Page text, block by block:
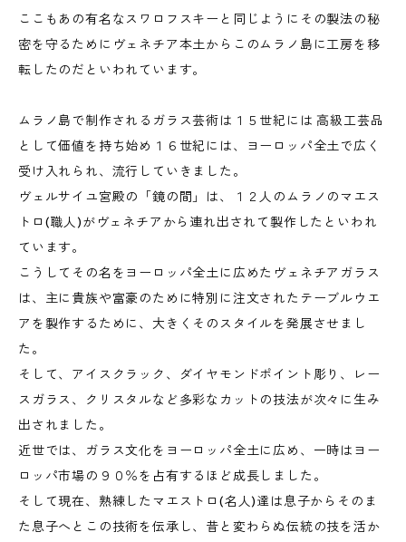
ここもあの有名なスワロフスキーと同じようにその製法の秘
密を守るためにヴェネチア本土からこのムラノ島に工房を移
転したのだといわれています。
ムラノ島で制作されるガラス芸術は１５世紀には 高級工芸品
として価値を持ち始め１６世紀には、ヨーロッパ全土で広く
受け入れられ、流行していきました。
ヴェルサイユ宮殿の「鏡の間」は、１２人のムラノのマエス
トロ(職人)がヴェネチアから連れ出されて製作したといわれ
ています。
こうしてその名をヨーロッパ全土に広めたヴェネチアガラス
は、主に貴族や富豪のために特別に注文されたテーブルウエ
アを製作するために、大きくそのスタイルを発展させまし
た。
そして、アイスクラック、ダイヤモンドポイント彫り、レー
スガラス、クリスタルなど多彩なカットの技法が次々に生み
出されました。
近世では、ガラス文化をヨーロッパ全土に広め、一時はヨー
ロッパ市場の９０％を占有するほど成長しました。
そして現在、熟練したマエストロ(名人)達は息子からそのま
た息子へとこの技術を伝承し、昔と変わらぬ伝統の技を活か